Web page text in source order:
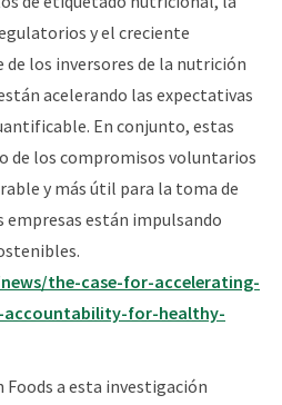
y el creciente
los inversores de la nutrición
acelerando las expectativas
En conjunto, estas
de los compromisos voluntarios
y más útil para la toma de
empresas están impulsando
the-case-for-accelerating-
for-healthy-
a esta investigación